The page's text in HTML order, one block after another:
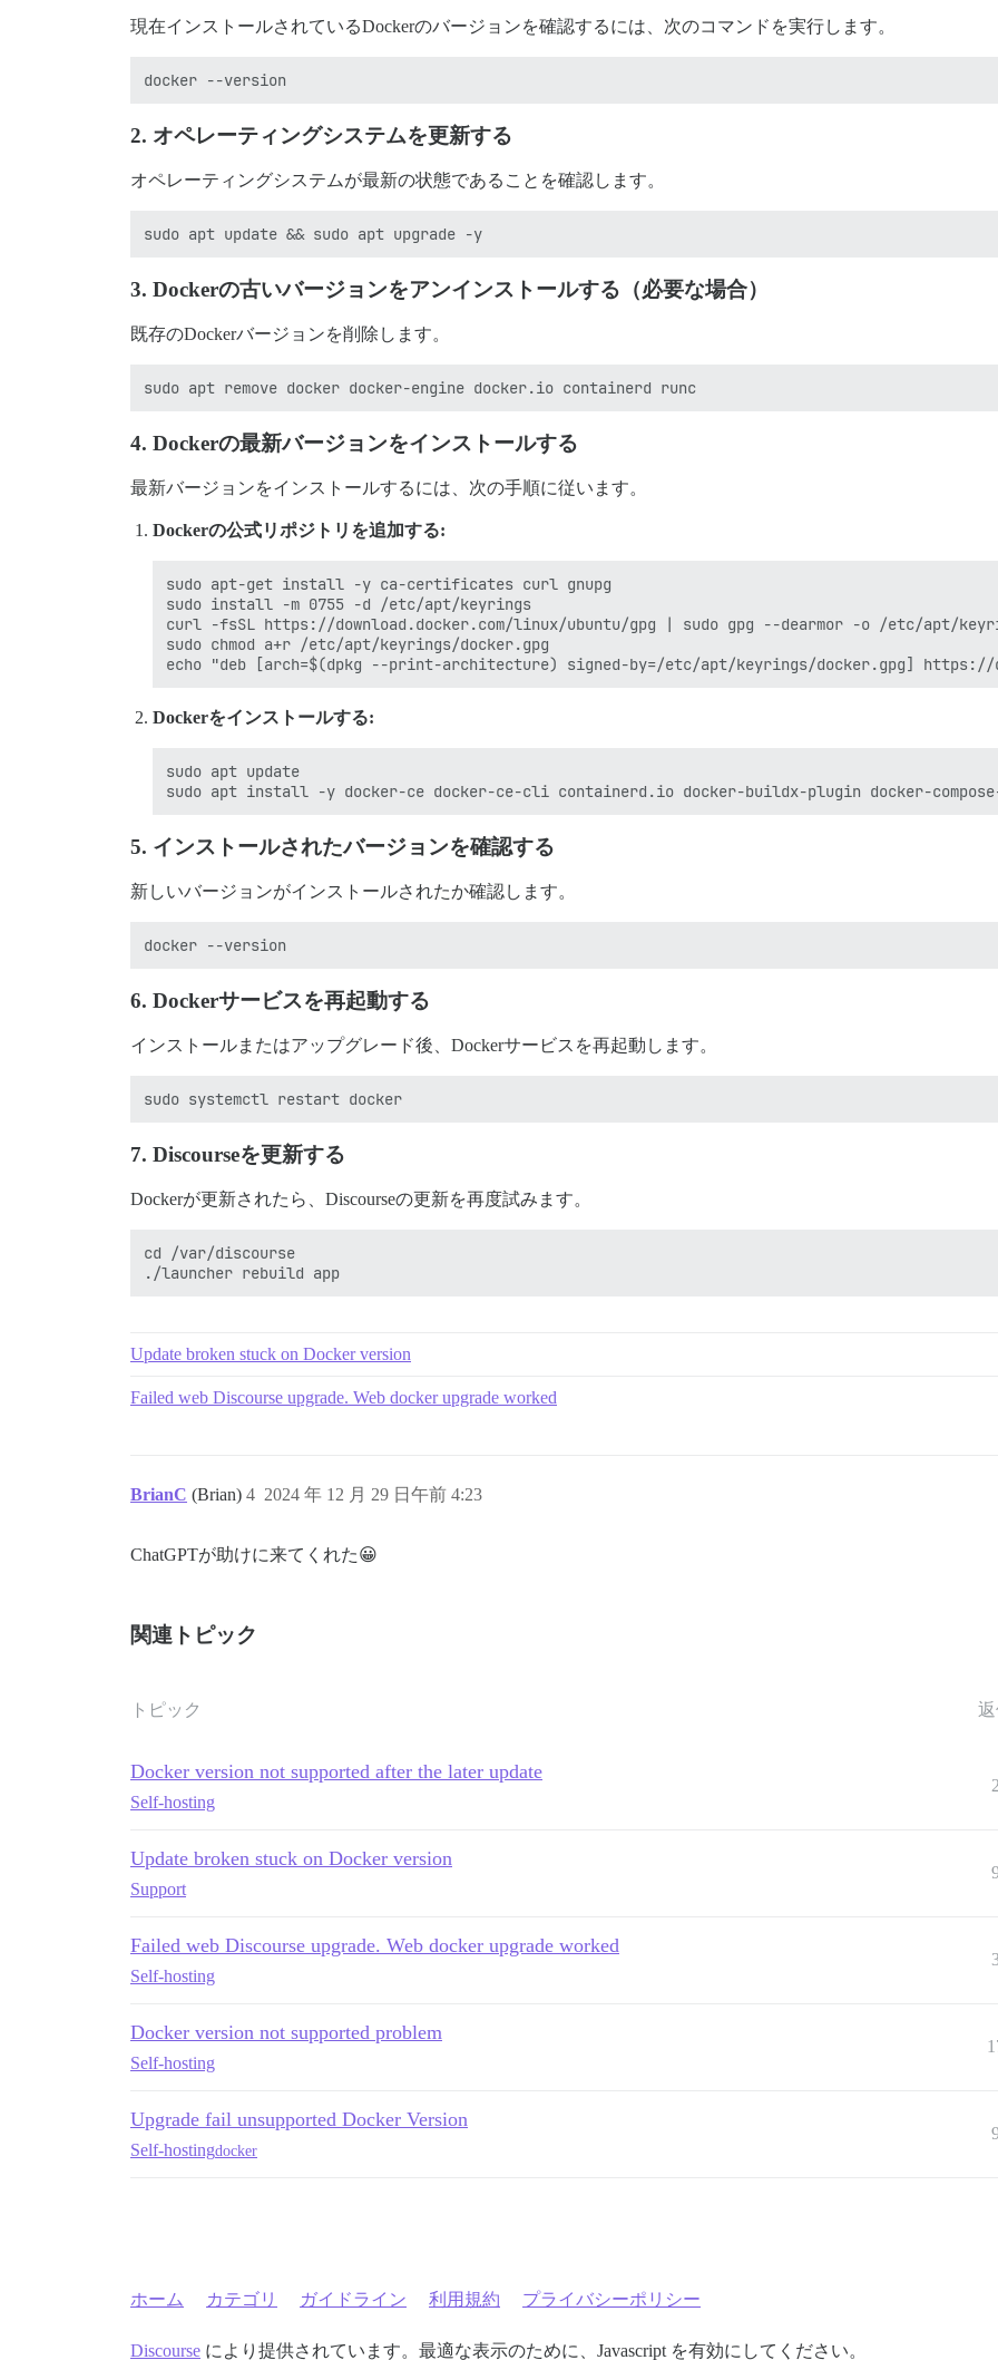
現在インストールされているDockerのバージョンを確認するには、次のコマンドを実行します。
2. オペレーティングシステムを更新する
オペレーティングシステムが最新の状態であることを確認します。
3. Dockerの古いバージョンをアンインストールする（必要な場合）
既存のDockerバージョンを削除します。
4. Dockerの最新バージョンをインストールする
最新バージョンをインストールするには、次の手順に従います。
Dockerの公式リポジトリを追加する:
sudo apt-get install -y ca-certificates curl gnupg
sudo install -m 0755 -d /etc/apt/keyrings
curl -fsSL https://download.docker.com/linux/ubuntu/gpg | sudo gpg --dearmor -o /etc/apt/
sudo chmod a+r /etc/apt/keyrings/docker.gpg
Dockerをインストールする:
sudo apt update
5. インストールされたバージョンを確認する
新しいバージョンがインストールされたか確認します。
6. Dockerサービスを再起動する
インストールまたはアップグレード後、Dockerサービスを再起動します。
7. Discourseを更新する
Dockerが更新されたら、Discourseの更新を再度試みます。
cd /var/discourse
Update broken stuck on Docker version
Failed web Discourse upgrade. Web docker upgrade worked
BrianC (Brian) 2024 年 12 月 29 日午前 4:23
4
ChatGPTが助けに来てくれた😀
関連トピック
トピック
Docker version not supported after the later update
Self-hosting
2
Update broken stuck on Docker version
Support
Failed web Discourse upgrade. Web docker upgrade worked
Self-hosting
Docker version not supported problem
Self-hosting
Upgrade fail unsupported Docker Version
Self-hostingdocker
ホーム カテゴリ ガイドライン 利用規約 プライバシーポリシー
Discourse により提供されています。最適な表示のために、Javascript を有効にしてください。